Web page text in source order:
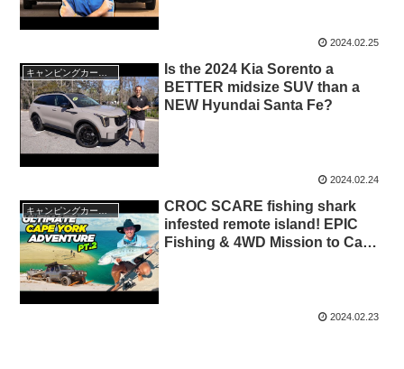
2024.02.25
キャンピングカー・SUV人気車種
Is the 2024 Kia Sorento a
BETTER midsize SUV than a
NEW Hyundai Santa Fe?
2024.02.24
CROC SCARE fishing shark
infested remote island! EPIC
Fishing & 4WD Mission to Cape
2024.02.23